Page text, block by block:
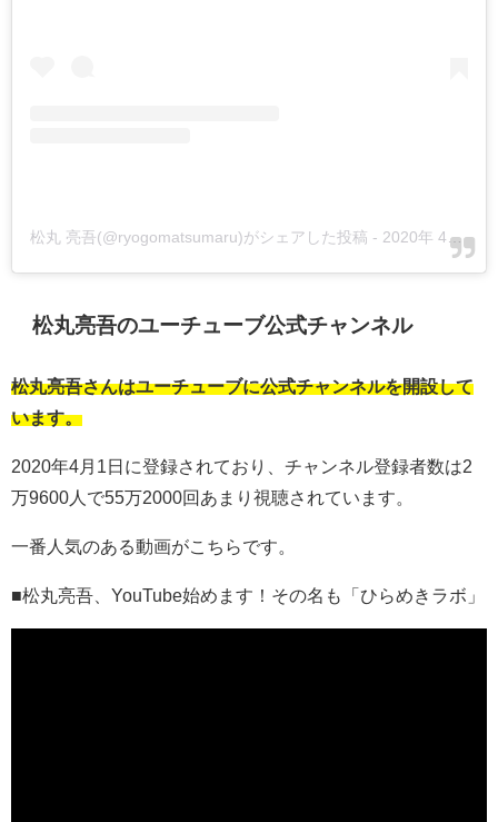
松丸 亮吾(@ryogomatsumaru)がシェアした投稿 - 2020年 4月月9日午前2時47分PDT
松丸亮吾のユーチューブ公式チャンネル
松丸亮吾さんはユーチューブに公式チャンネルを開設して
います。
2020年4月1日に登録されており、チャンネル登録者数は2
万9600人で55万2000回あまり視聴されています。
一番人気のある動画がこちらです。
■松丸亮吾、YouTube始めます！その名も「ひらめきラボ」